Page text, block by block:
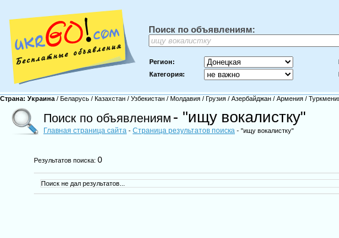
Поиск по объявлениям:
Регион:
Категория:
Страна: Украина / Беларусь / Казахстан / Узбекистан / Молдавия / Грузия / Азербайджан / Армения /
Поиск по объявлениям - "ищу вокалистку"
Главная страница сайта - Страница результатов поиска - "ищу вокалистку"
Результатов поиска:0
Поиск не дал результатов...